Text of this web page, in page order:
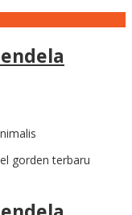
gorden terbaru